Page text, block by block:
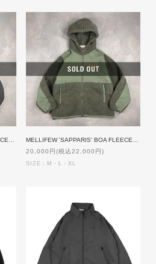
20,000円(税込22,000円)
SIZE：M・L・XL